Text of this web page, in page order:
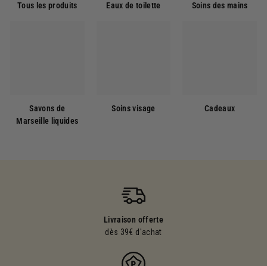
Tous les produits Eaux de toilette Soins des mains
Savons de
Marseille liquides
Soins visage Cadeaux
Livraison offerte
dès 39€ d'achat